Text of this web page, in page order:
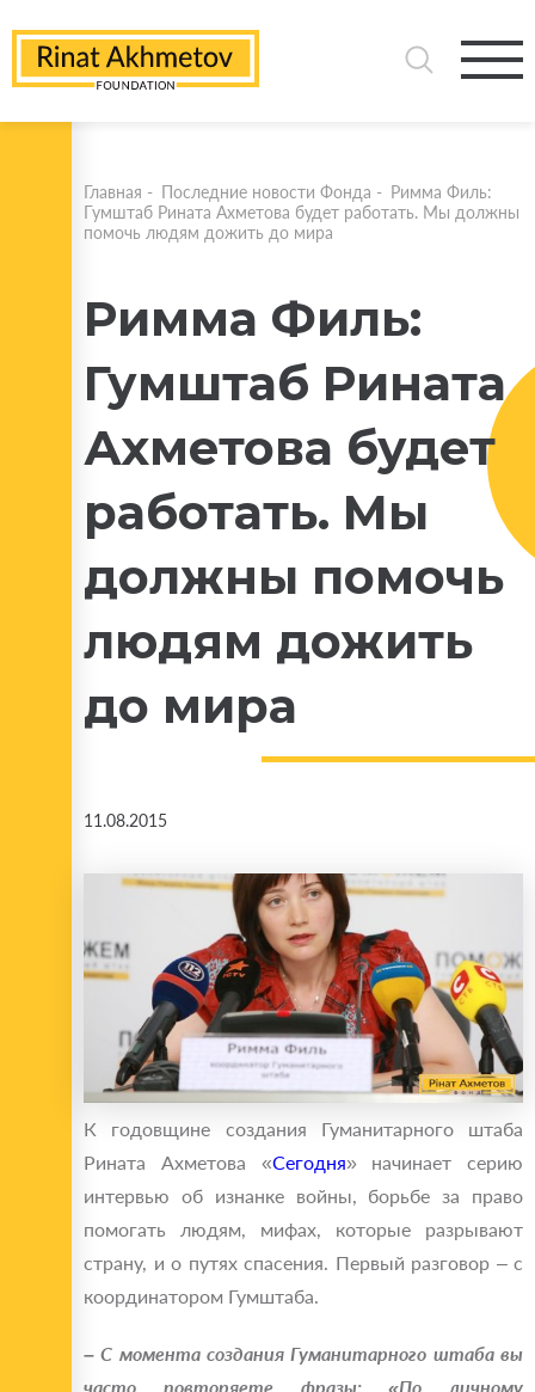
Главная - Последние новости Фонда - Римма Филь:
Гумштаб Рината Ахметова будет работать. Мы должны
помочь людям дожить до мира
Римма Филь:
Гумштаб Рината
Ахметова будет
работать. Мы
должны помочь
людям дожить
до мира
11.08.2015
К годовщине создания Гуманитарного штаба
Рината Ахметова «Сегодня» начинает серию
интервью об изнанке войны, борьбе за право
помогать людям, мифах, которые разрывают
страну, и о путях спасения. Первый разговор – с
координатором Гумштаба.
– С момента создания Гуманитарного штаба вы
часто повторяете фразы: «По личному